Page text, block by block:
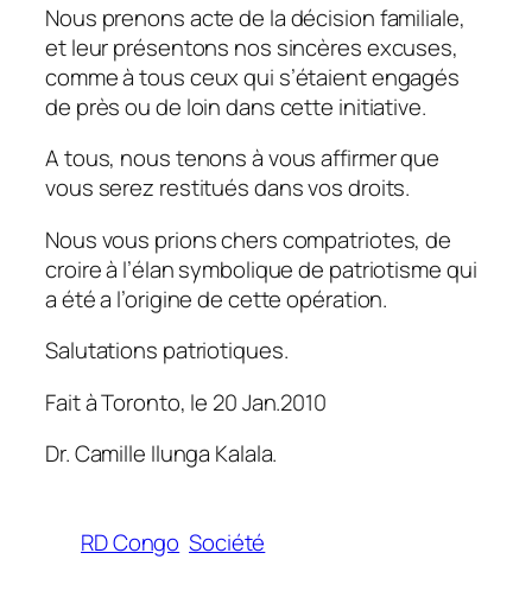
Nous prenons acte de la décision familiale,
et leur présentons nos sincères excuses,
comme à tous ceux qui s’étaient engagés
de près ou de loin dans cette initiative.
A tous, nous tenons à vous affirmer que
vous serez restitués dans vos droits.
Nous vous prions chers compatriotes, de
croire à l’élan symbolique de patriotisme qui
a été a l’origine de cette opération.
Salutations patriotiques.
Fait à Toronto, le 20 Jan.2010
Dr. Camille Ilunga Kalala.
RD Congo Société